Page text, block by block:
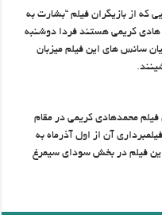
که از بازیگران فیلم “بشارت به
هادی کریمی هستند فردا دوشنبه
آزادی تا پایان سانس های این فیلم میزبان
محمدهادی کریمی در مقام
آن از اول آذرماه به
فیلم در بخش سودای سیمرغ